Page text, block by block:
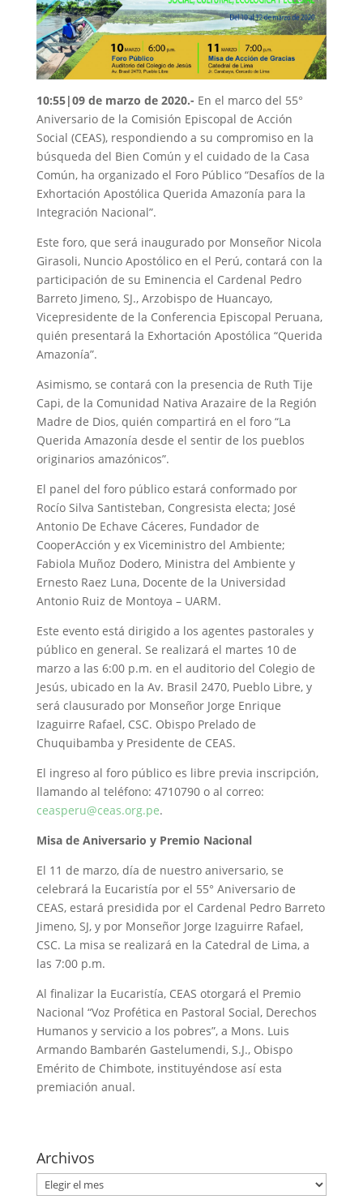
10:55|09 de marzo de 2020.- En el marco del 55°
Aniversario de la Comisión Episcopal de Acción
Social (CEAS), respondiendo a su compromiso en la
búsqueda del Bien Común y el cuidado de la Casa
Común, ha organizado el Foro Público “Desafíos de la
Exhortación Apostólica Querida Amazonía para la
Integración Nacional”.
Este foro, que será inaugurado por Monseñor Nicola
Girasoli, Nuncio Apostólico en el Perú, contará con la
participación de su Eminencia el Cardenal Pedro
Barreto Jimeno, SJ., Arzobispo de Huancayo,
Vicepresidente de la Conferencia Episcopal Peruana,
quién presentará la Exhortación Apostólica “Querida
Amazonía”.
Asimismo, se contará con la presencia de Ruth Tije
Capi, de la Comunidad Nativa Arazaire de la Región
Madre de Dios, quién compartirá en el foro “La
Querida Amazonía desde el sentir de los pueblos
originarios amazónicos”.
El panel del foro público estará conformado por
Rocío Silva Santisteban, Congresista electa; José
Antonio De Echave Cáceres, Fundador de
CooperAcción y ex Viceministro del Ambiente;
Fabiola Muñoz Dodero, Ministra del Ambiente y
Ernesto Raez Luna, Docente de la Universidad
Antonio Ruiz de Montoya – UARM.
Este evento está dirigido a los agentes pastorales y
público en general. Se realizará el martes 10 de
marzo a las 6:00 p.m. en el auditorio del Colegio de
Jesús, ubicado en la Av. Brasil 2470, Pueblo Libre, y
será clausurado por Monseñor Jorge Enrique
Izaguirre Rafael, CSC. Obispo Prelado de
Chuquibamba y Presidente de CEAS.
El ingreso al foro público es libre previa inscripción,
llamando al teléfono: 4710790 o al correo:
ceasperu@ceas.org.pe.
Misa de Aniversario y Premio Nacional
El 11 de marzo, día de nuestro aniversario, se
celebrará la Eucaristía por el 55° Aniversario de
CEAS, estará presidida por el Cardenal Pedro Barreto
Jimeno, SJ, y por Monseñor Jorge Izaguirre Rafael,
CSC. La misa se realizará en la Catedral de Lima, a
las 7:00 p.m.
Al finalizar la Eucaristía, CEAS otorgará el Premio
Nacional “Voz Profética en Pastoral Social, Derechos
Humanos y servicio a los pobres”, a Mons. Luis
Armando Bambarén Gastelumendi, S.J., Obispo
Emérito de Chimbote, instituyéndose así esta
premiación anual.
Archivos
Archivos